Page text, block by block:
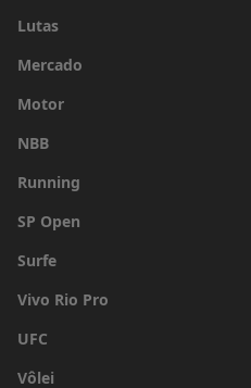
Lutas
Mercado
Motor
NBB
Running
SP Open
Surfe
Vivo Rio Pro
UFC
Vôlei